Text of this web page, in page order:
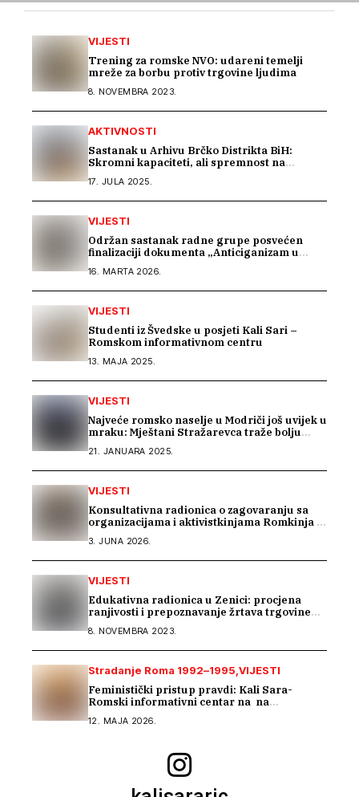
VIJESTI
Trening za romske NVO: udareni temelji
mreže za borbu protiv trgovine ljudima
8. NOVEMBRA 2023.
AKTIVNOSTI
Sastanak u Arhivu Brčko Distrikta BiH:
Skromni kapaciteti, ali spremnost na
Kali Sara
17. JULA 2025.
VIJESTI
Održan sastanak radne grupe posvećen
finalizaciji dokumenta „Anticiganizam u
16. MARTA 2026.
VIJESTI
Studenti iz Švedske u posjeti Kali Sari –
Romskom informativnom centru
13. MAJA 2025.
VIJESTI
Najveće romsko naselje u Modriči još uvijek u
mraku: Mještani Stražarevca traže bolju
21. JANUARA 2025.
VIJESTI
Konsultativna radionica o zagovaranju sa
organizacijama i aktivistkinjama Romkinja i
3. JUNA 2026.
VIJESTI
Edukativna radionica u Zenici: procjena
ranjivosti i prepoznavanje žrtava trgovine
8. NOVEMBRA 2023.
Stradanje Roma 1992–1995 VIJESTI
Feministički pristup pravdi: Kali Sara-
Romski informativni centar na na
12. MAJA 2026.